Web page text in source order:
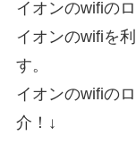
イオンのwifiの
イオンのwifiを
す。
イオンのwifiの
介！↓